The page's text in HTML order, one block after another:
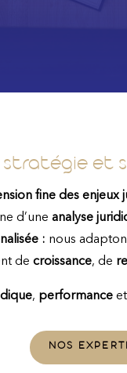
et
fine des enjeux
d’une analyse
: nous
de croissance, de
, performance et
NOS